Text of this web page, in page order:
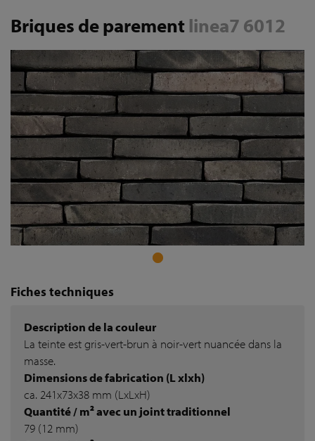
Briques de parement linea7 6012
Fiches techniques
Description de la couleur
La teinte est gris-vert-brun à noir-vert nuancée dans la
masse.
Dimensions de fabrication (L xlxh)
ca. 241x73x38 mm (LxLxH)
Quantité / m² avec un joint traditionnel
79 (12 mm)